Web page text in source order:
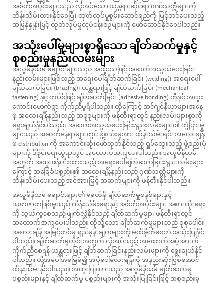
အစိတ်အပိုင်းများသည် လိုအပ်သော ယန္တရားဆိုင်ရာ ဂုဏ်သတ္တိများကို
ထိန်းသိမ်းထားနိုင်စေပြီး ထုတ်လုပ်မှုစွမ်းဆောင်ရည်ကို မြင့်တင်ပေးသည့်
အမြန်နှုန်းမြင့် ထုတ်လုပ်မှုလုပ်ငန်းစဉ်များကို ဖော်ဆောင်နိုင်စေပါသည်။
အသုံးပေါ်မှုများစွာရှိသော ချိတ်ဆက်မှုနှင့်
စုစည်းမှုနည်းလမ်းများ
အလူမီနီယမ် ချောင်းများသည် အထူးသဖြင့် အဆက်အသွယ်ပေးခြင်း
နည်းလမ်းများဖြစ်သည့် အရေးပေါ်ချိတ်ဆက်ခြင်း (welding)၊ အရေးပေါ်
ချိတ်ဆက်ခြင်း (brazing)၊ ယန္တရားဖြင့် ချိတ်ဆက်ခြင်း (mechanical
fastening) နှင့် ကပ်စ်ဖြင့် ချိတ်ဆက်ခြင်း (adhesive bonding) တို့နှင့် အထူး
ကောင်းမောက်စွာ ကိုက်ညီမှုရှိပါသည်။ ထိုကြောင့် အင်ဂျင်နီယာများအနေ
ဖဲ့ အလေးချိန်နည်းသည့် အစုစုများကို ဖန်တီးရာတွင် နည်းလမ်းများစွာကို
ရွေးချယ်နိုင်ပါသည်။ အဆက်အသွယ်ပေးခြင်းနည်းလမ်းများ၏ ကွဲပြားမှု
များသည် အဆက်နေရာများတွင် ဖွဲ့စည်းမှုအား ထိန်းသိမ်းရင်း အလေးချိန်
ဖ distribution ကို အကောင်းဆုံးဖော်ထုတ်နိုင်သည့် ရှုပ်ထွေးသည့် ဖွဲ့စည်းပုံ
များကို ဒီဇိုင်းရေးဆွဲရာတွင် အထောက်အကူပေးပါသည်။ အလူမီနီယမ်
အတွက် အထူးဖန်တီးထားသည့် အရေးပေါ်ချိတ်ဆက်ခြင်းနည်းလမ်းများ
ကြောင့် အခြေခံပစ္စည်း၏ အလေးချိန်နည်းသည့် ဂုဏ်သတ္တိများကို
ထိန်းသိမ်းပေးသည့် အင်အားမြင့် အဆက်များကို ဖန်တီးနိုင်ပါသည်။
အလူမီနီယမ် ချောင်းများ၏ ခေတ်မှီ ချိတ်ဆက်မှုစနစ်များနှင့်
သဟဇာတဖြစ်မှုသည် ထိန်းသိမ်းရေးနှင့် အစိတ်အပိုင်းများ အစားထိုးရေး
ကို လွယ်ကူစေသည့် ဖျက်လွှဲနိုင်သည့် ချိတ်ဆက်မှုများ ဖန်တီးရာတွင်
အထောက်အကူပေးပါသည်။ ထိုသို့သော ချိတ်ဆက်မှုများသည် စုစုပေါင်း
အလေးချိန် အမြှင့်တင်မှု ရည်မှန်းချက်များကို မထိခိုက်စေဘဲ အသုံးပြုနိုင်
ပါသည်။ ချိတ်ဆက်မှုတိုင်းအတွက် လိုအပ်သည့် အထောက်အပံ့အားကို
ကိုက်ညီစေရန် ယန္တရားဖြင့် ချိတ်ဆက်ခြင်းနည်းလမ်းများကို ရွေးချယ်နိုင်
ပါသည်။ ထို့အပေါ်အခြေခံ၍ အပိုပေါ်လေးချိန်ကို အနည်းဆုံးဖြစ်အောင်
ထိန်းသိမ်းနိုင်ပါသည်။ အထူးပြုထားသည့် အလူမီနီယမ် ချိတ်ဆက်မှု
ပစ္စည်းများနှင့် ချိတ်ဆက်မှု ပစ္စည်းများကို အသုံးပြုခြင်းဖြင့် အစုစည်းမှု